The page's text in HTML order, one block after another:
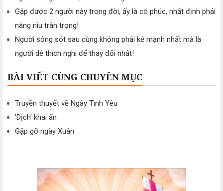
Gặp được 2 người này trong đời, ấy là có phúc, nhất định phải
nâng niu trân trọng!
Người sống sót sau cùng không phải kẻ mạnh nhất mà là
người dễ thích nghi để thay đổi nhất!
BÀI VIẾT CÙNG CHUYÊN MỤC
Truyền thuyết về Ngày Tình Yêu
'Dịch' khai ấn
Gặp gỡ ngày Xuân